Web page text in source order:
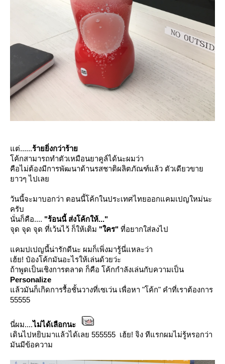
ต่......ร้ายยิ่งกว่าร้า
ค้กสามารถทำตัวเหมือนยาคูล์ได้นะผมว่า
คือไม่ต้องมีการพัฒนาด้านรสชาติผลิตภัณฑ์แล้ว ตัวเดียวขา
าวๆ ไปเล
วันนี้จะมาบอกว่า ตอนนี้โค้กในประเทศไทยออกแคมเปญใหม่นะ
ครับ
นั่นก็คือ.... "ร้อนนี้ ส่งโค้กให้..."
จุด จุด จุด ที่เว้นไว้ ก็ให้เติม "ใคร" ที่อยากใส่ลงไป
คมปเปญนี้น่ารักดีนะ ผมก็เพิ่งมารู้นี่แหละว่า
เฮ้ย! ป๋องโค้กมันอะไรให้เล่นด้วยว่ะ
ถ้าพูดเป็นเชิงการตลาด ก็คือ โค้กกำลังเล่นกับความเป็น
Personalize
ล้วมันก็เกิดการรื้อชั้นวางที่เซเว่น เพื่อหา "โค้ก" คำที่เราต้องการ
55555
นี่ผม....ไม่ได้เลือกนะ
เดินไปหยิบมาแล้วได้เลย 555555 เฮ้ย! จิง ทีแรกผมไม่รู้หรอกว่า
มันมีข้อความ